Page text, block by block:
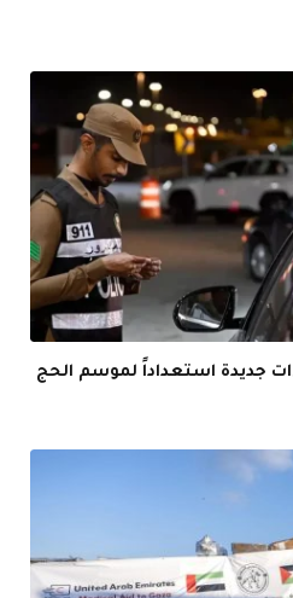
جديدة استعداداً لموسم الحج